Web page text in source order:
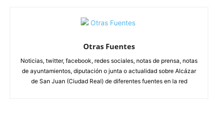
Otras Fuentes
Noticias, twitter, facebook, redes sociales, notas de prensa, notas
de ayuntamientos, diputación o junta o actualidad sobre Alcázar
de San Juan (Ciudad Real) de diferentes fuentes en la red